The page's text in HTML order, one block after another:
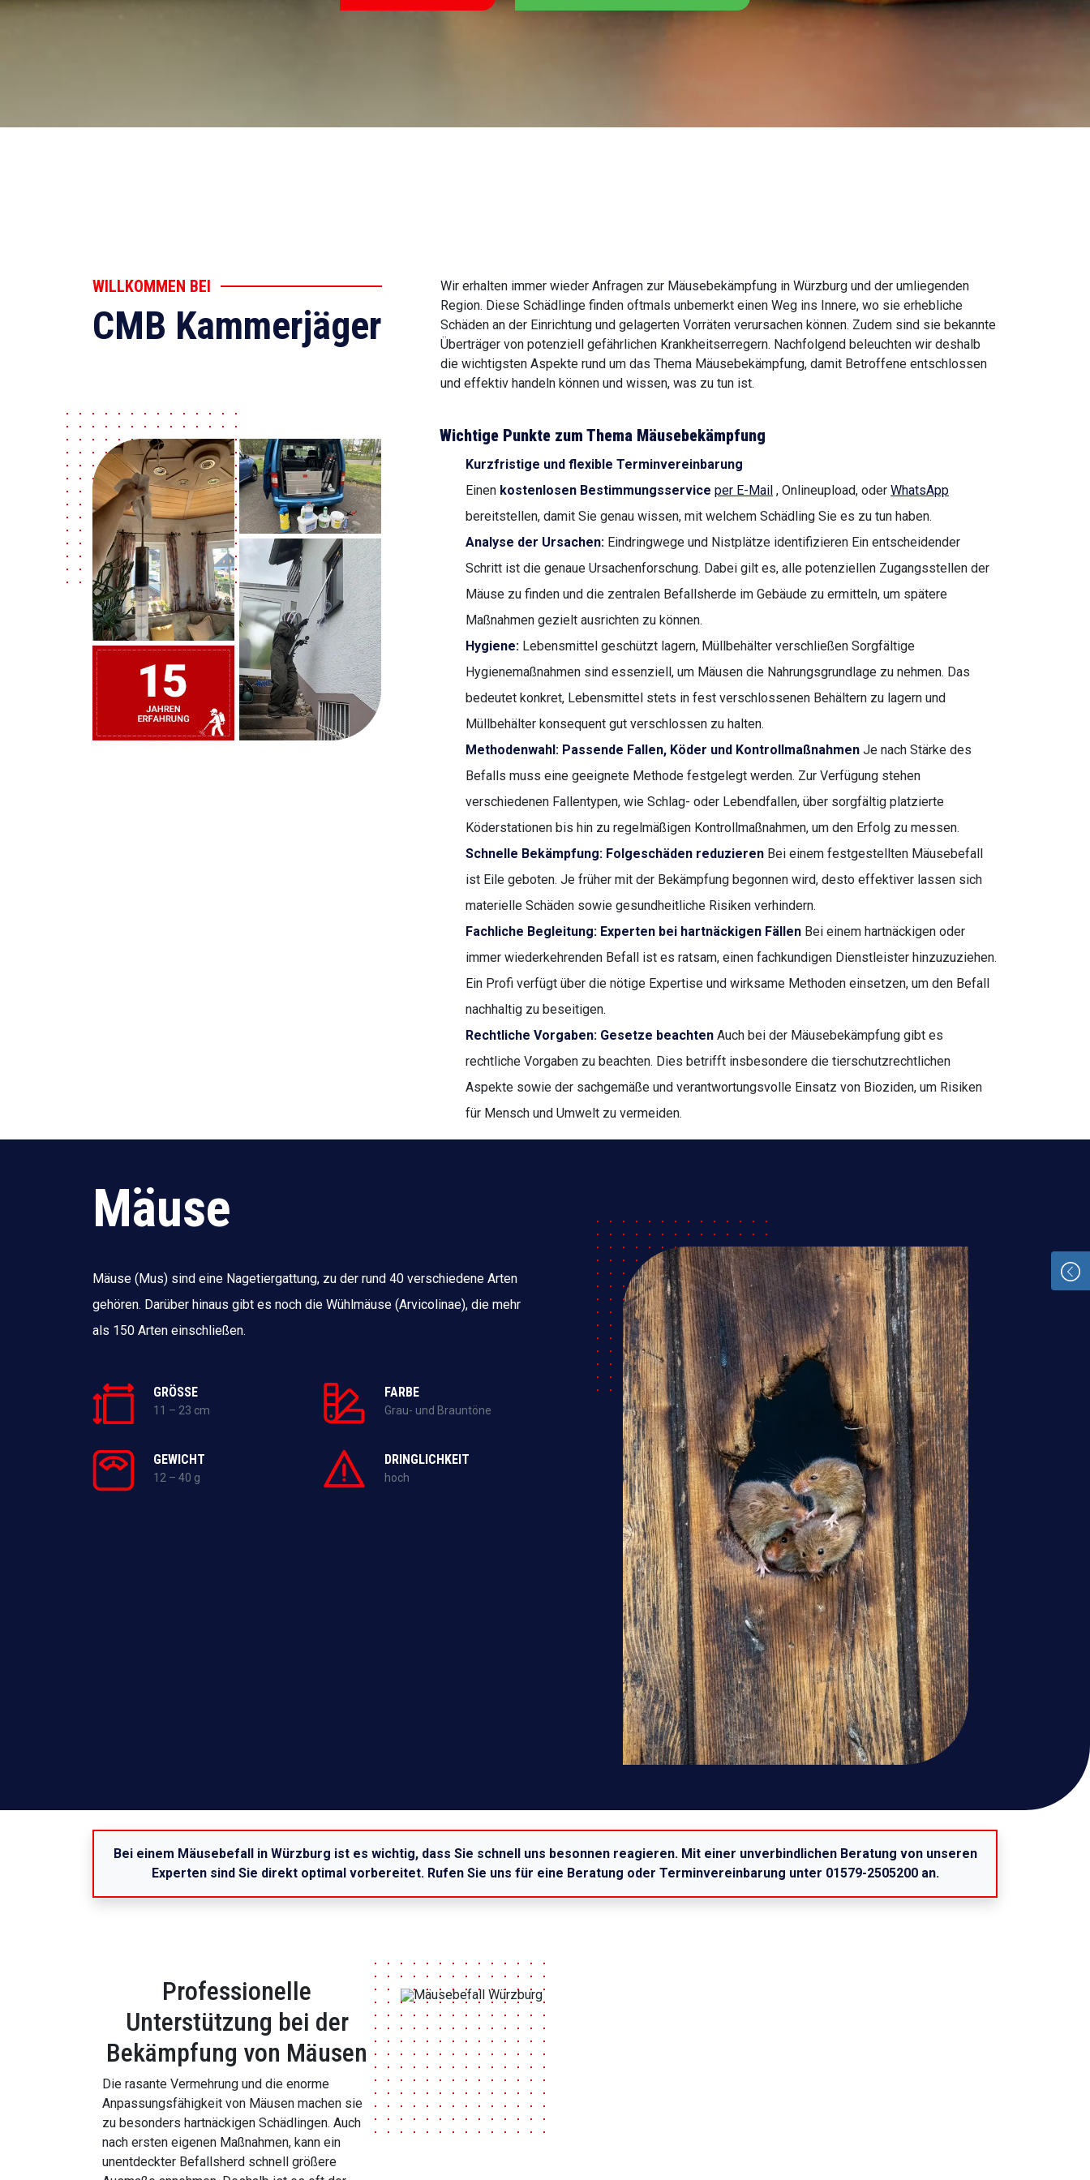
WILLKOMMEN BEI
CMB Kammerjäger
Wir erhalten immer wieder Anfragen zur Mäusebekämpfung in Würzburg und der umliegenden
Region. Diese Schädlinge finden oftmals unbemerkt einen Weg ins Innere, wo sie erhebliche
Schäden an der Einrichtung und gelagerten Vorräten verursachen können. Zudem sind sie bekannte
Überträger von potenziell gefährlichen Krankheitserregern. Nachfolgend beleuchten wir deshalb
die wichtigsten Aspekte rund um das Thema Mäusebekämpfung, damit Betroffene entschlossen
und effektiv handeln können und wissen, was zu tun ist.
Wichtige Punkte zum Thema Mäusebekämpfung
Kurzfristige und flexible Terminvereinbarung
Einen kostenlosen Bestimmungsservice per E-Mail , Onlineupload, oder WhatsApp
bereitstellen, damit Sie genau wissen, mit welchem Schädling Sie es zu tun haben.
Analyse der Ursachen: Eindringwege und Nistplätze identifizieren Ein entscheidender
Schritt ist die genaue Ursachenforschung. Dabei gilt es, alle potenziellen Zugangsstellen der
Mäuse zu finden und die zentralen Befallsherde im Gebäude zu ermitteln, um spätere
Maßnahmen gezielt ausrichten zu können.
Hygiene: Lebensmittel geschützt lagern, Müllbehälter verschließen Sorgfältige
Hygienemaßnahmen sind essenziell, um Mäusen die Nahrungsgrundlage zu nehmen. Das
bedeutet konkret, Lebensmittel stets in fest verschlossenen Behältern zu lagern und
Müllbehälter konsequent gut verschlossen zu halten.
Methodenwahl: Passende Fallen, Köder und Kontrollmaßnahmen Je nach Stärke des
Befalls muss eine geeignete Methode festgelegt werden. Zur Verfügung stehen
verschiedenen Fallentypen, wie Schlag- oder Lebendfallen, über sorgfältig platzierte
Köderstationen bis hin zu regelmäßigen Kontrollmaßnahmen, um den Erfolg zu messen.
Schnelle Bekämpfung: Folgeschäden reduzieren Bei einem festgestellten Mäusebefall
ist Eile geboten. Je früher mit der Bekämpfung begonnen wird, desto effektiver lassen sich
materielle Schäden sowie gesundheitliche Risiken verhindern.
Fachliche Begleitung: Experten bei hartnäckigen Fällen Bei einem hartnäckigen oder
immer wiederkehrenden Befall ist es ratsam, einen fachkundigen Dienstleister hinzuzuziehen.
Ein Profi verfügt über die nötige Expertise und wirksame Methoden einsetzen, um den Befall
nachhaltig zu beseitigen.
Rechtliche Vorgaben: Gesetze beachten Auch bei der Mäusebekämpfung gibt es
rechtliche Vorgaben zu beachten. Dies betrifft insbesondere die tierschutzrechtlichen
Aspekte sowie der sachgemäße und verantwortungsvolle Einsatz von Bioziden, um Risiken
für Mensch und Umwelt zu vermeiden.
Mäuse
Mäuse (Mus) sind eine Nagetiergattung, zu der rund 40 verschiedene Arten
gehören. Darüber hinaus gibt es noch die Wühlmäuse (Arvicolinae), die mehr
als 150 Arten einschließen.
GRÖSSE
11 – 23 cm
FARBE
Grau- und Brauntöne
GEWICHT
12 – 40 g
DRINGLICHKEIT
hoch
Bei einem Mäusebefall in Würzburg ist es wichtig, dass Sie schnell uns besonnen reagieren. Mit einer unverbindlichen Beratung von unseren
Experten sind Sie direkt optimal vorbereitet. Rufen Sie uns für eine Beratung oder Terminvereinbarung unter 01579-2505200 an.
Professionelle
Unterstützung bei der
Bekämpfung von Mäusen
Die rasante Vermehrung und die enorme
Anpassungsfähigkeit von Mäusen machen sie
zu besonders hartnäckigen Schädlingen. Auch
nach ersten eigenen Maßnahmen, kann ein
unentdeckter Befallsherd schnell größere